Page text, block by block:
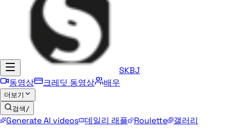
SKBJ
동영상
크레딧 동영상 배우
더보기
검색 /
Generate AI videos 데일리 래플 Roulette
갤러리